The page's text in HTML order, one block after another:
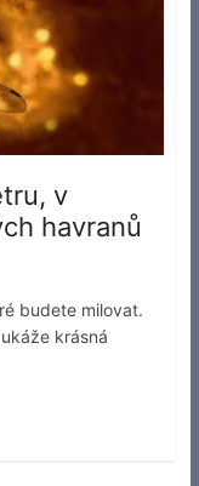
v
havranů
budete milovat.
krásná